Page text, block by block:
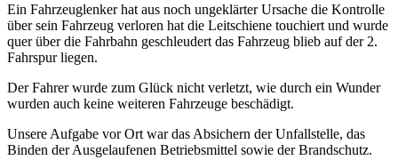
Ein Fahrzeuglenker hat aus noch ungeklärter Ursache die Kontrolle
über sein Fahrzeug verloren hat die Leitschiene touchiert und wurde
quer über die Fahrbahn geschleudert das Fahrzeug blieb auf der 2.
Fahrspur liegen.
Der Fahrer wurde zum Glück nicht verletzt, wie durch ein Wunder
wurden auch keine weiteren Fahrzeuge beschädigt.
Unsere Aufgabe vor Ort war das Absichern der Unfallstelle, das
Binden der Ausgelaufenen Betriebsmittel sowie der Brandschutz.